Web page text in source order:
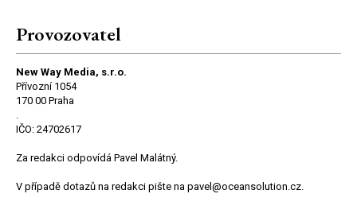
Provozovatel
New Way Media, s.r.o.
Přívozní 1054
170 00 Praha
.
IČO: 24702617
Za redakci odpovídá Pavel Malátný.
V případě dotazů na redakci pište na pavel@oceansolution.cz.